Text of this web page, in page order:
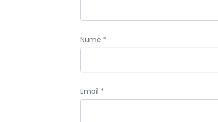
Nume *
Email *